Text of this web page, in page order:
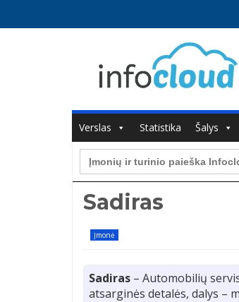
Verslas Statistika Šalys
Search
for:
Sadiras
Įmonė
Sadiras – Automobilių
atsarginės detalės, dalys –